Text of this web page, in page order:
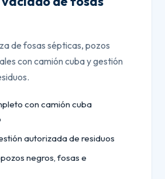
de fosas sépticas, pozos
con camión cuba y gestión
con camión cuba
autorizada de residuos
negros, fosas e